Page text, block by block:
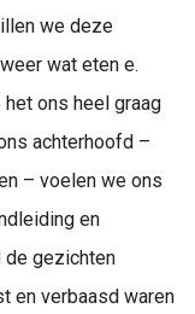
we deze
wat eten e.
ons heel graag
achterhoofd –
– voelen we ons
en
de gezichten
en verbaasd waren